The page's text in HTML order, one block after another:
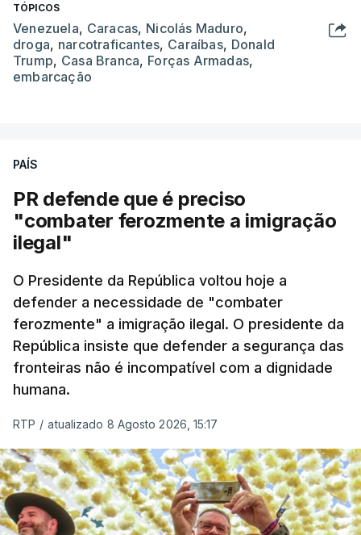
TÓPICOS
Venezuela, Caracas, Nicolás Maduro,
droga, narcotraficantes, Caraíbas, Donald
Trump, Casa Branca, Forças Armadas,
embarcação
PAÍS
PR defende que é preciso
"combater ferozmente a imigração
ilegal"
O Presidente da República voltou hoje a
defender a necessidade de "combater
ferozmente" a imigração ilegal. O presidente da
República insiste que defender a segurança das
fronteiras não é incompatível com a dignidade
humana.
RTP / atualizado 8 Agosto 2026, 15:17